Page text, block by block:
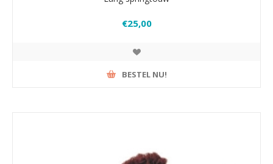
€25,00
BESTEL NU!